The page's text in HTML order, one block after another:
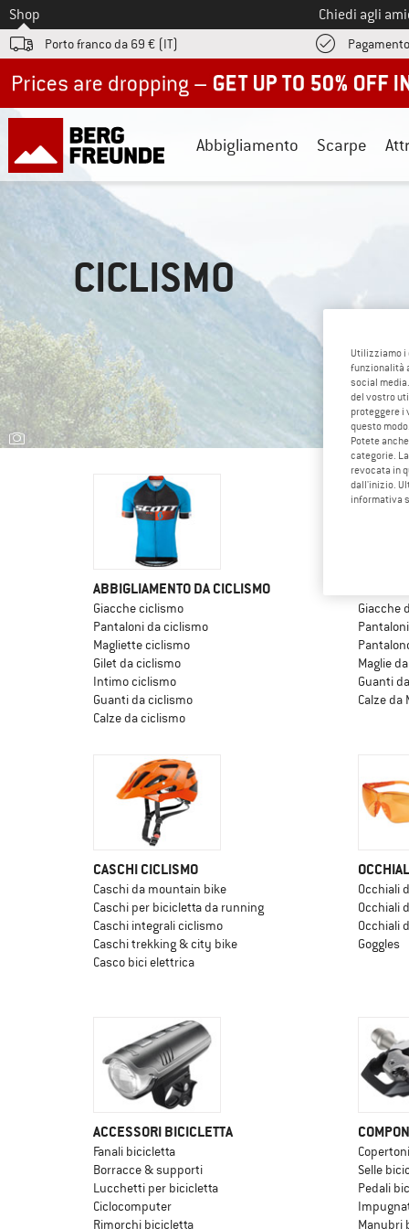
Allo
Shop Chiedi agli
Porto franco da 69 € (IT)
Abbigliamento Scarpe
CICLISMO
ABBIGLIAMENTO DA CICLISMO
Giacche ciclismo
Pantaloni da ciclismo
Magliette ciclismo
Gilet da ciclismo
Intimo ciclismo
Guanti da ciclismo
Calze da ciclismo
Giacche
Maglie
Guanti
Calze da
CASCHI CICLISMO
Caschi da mountain bike
Caschi per bicicletta da running
Caschi integrali ciclismo
Caschi trekking & city bike
Casco bici elettrica
Occhiali
Occhiali
Occhiali
Goggles
ACCESSORI BICICLETTA
Fanali bicicletta
Borracce & supporti
Lucchetti per bicicletta
Ciclocomputer
Rimorchi bicicletta
Selle
Pedali
Manubri
Utilizziamo i
funzionalità
social
del vostro
proteggere i
questo modo.
Potete
categorie.
revocata in
dall'inizio.
informativa